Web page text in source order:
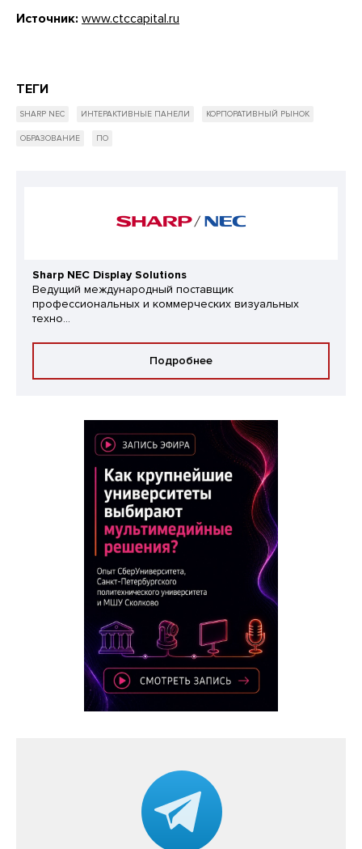
Источник: www.ctccapital.ru
ТЕГИ
SHARP NEC ИНТЕРАКТИВНЫЕ ПАНЕЛИ КОРПОРАТИВНЫЙ РЫНОК
ОБРАЗОВАНИЕ ПО
Sharp NEC Display Solutions
Ведущий международный поставщик
профессиональных и коммерческих визуальных
техно...
Подробнее